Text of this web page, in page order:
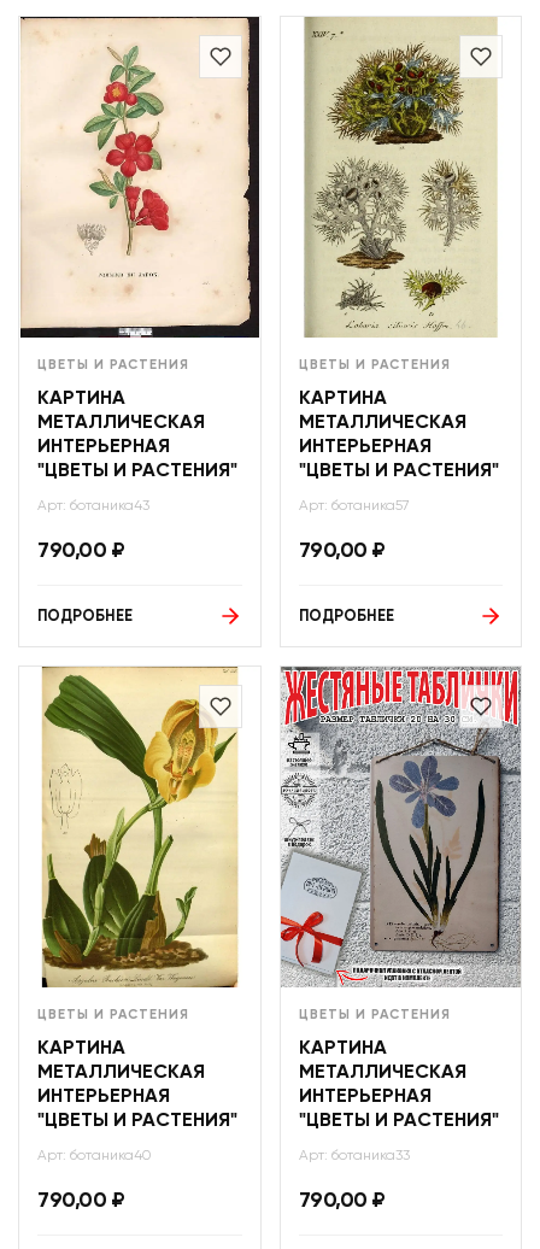
ЦВЕТЫ И РАСТЕНИЯ
КАРТИНА
МЕТАЛЛИЧЕСКАЯ
ИНТЕРЬЕРНАЯ
"ЦВЕТЫ И РАСТЕНИЯ"
Арт: ботаника43
790,00 ₽
ПОДРОБНЕЕ
ЦВЕТЫ И РАСТЕНИЯ
КАРТИНА
МЕТАЛЛИЧЕСКАЯ
ИНТЕРЬЕРНАЯ
"ЦВЕТЫ И РАСТЕНИЯ"
Арт: ботаника57
790,00 ₽
ПОДРОБНЕЕ
ЦВЕТЫ И РАСТЕНИЯ
КАРТИНА
МЕТАЛЛИЧЕСКАЯ
ИНТЕРЬЕРНАЯ
"ЦВЕТЫ И РАСТЕНИЯ"
Арт: ботаника40
790,00 ₽
ЦВЕТЫ И РАСТЕНИЯ
КАРТИНА
МЕТАЛЛИЧЕСКАЯ
ИНТЕРЬЕРНАЯ
"ЦВЕТЫ И РАСТЕНИЯ"
Арт: ботаника33
790,00 ₽